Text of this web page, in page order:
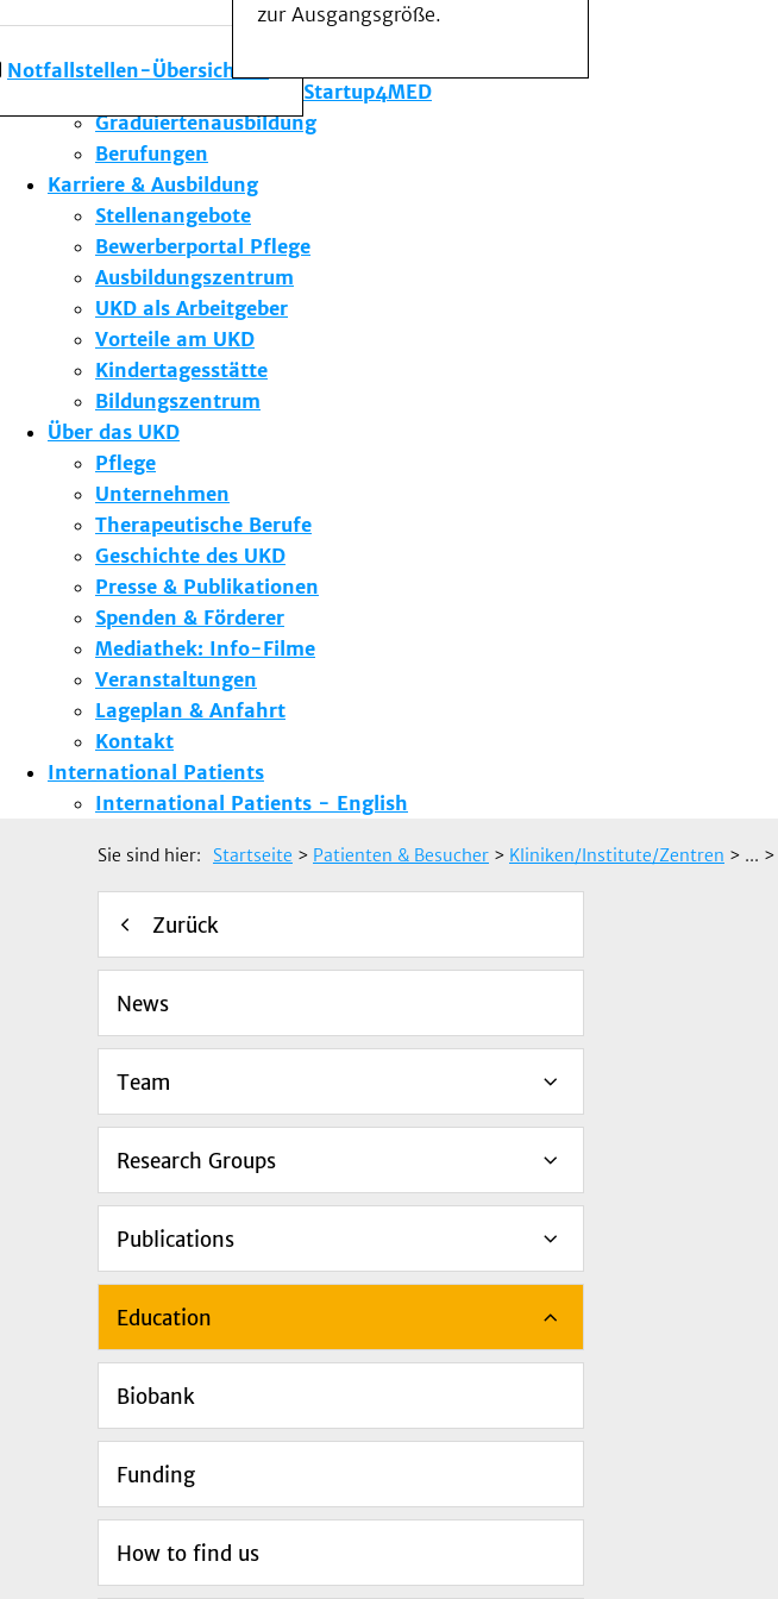
Notfallstellen-Übersicht
zur Ausgangsgröße.
Forschung am UKD
Studium & Lehre
Gründungsförderung Startup4MED
Graduiertenausbildung
Berufungen
Karriere & Ausbildung
Stellenangebote
Bewerberportal Pflege
Ausbildungszentrum
UKD als Arbeitgeber
Vorteile am UKD
Kindertagesstätte
Bildungszentrum
Über das UKD
Pflege
Unternehmen
Therapeutische Berufe
Geschichte des UKD
Presse & Publikationen
Spenden & Förderer
Mediathek: Info-Filme
Veranstaltungen
Lageplan & Anfahrt
Kontakt
International Patients
International Patients - English
Sie sind hier: Startseite > Patienten & Besucher > Kliniken/Institute/Zentren > ... >
Zurück
News
Team
Research Groups
Publications
Education
Biobank
Funding
How to find us